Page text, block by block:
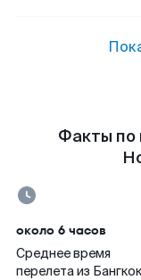
Факты по
около 6 часов
Среднее время
перелета из